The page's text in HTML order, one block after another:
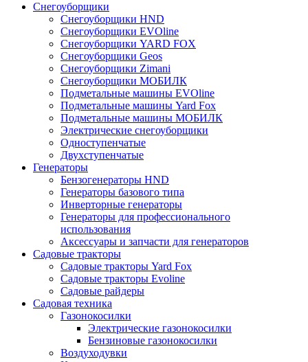
Снегоуборщики
Снегоуборщики HND
Снегоуборщики EVOline
Снегоуборщики YARD FOX
Снегоуборщики Geos
Снегоуборщики Zimani
Снегоуборщики МОБИЛК
Подметальные машины EVOline
Подметальные машины Yard Fox
Подметальные машины МОБИЛК
Электрические снегоуборщики
Одноступенчатые
Двухступенчатые
Генераторы
Бензогенераторы HND
Генераторы базового типа
Инверторные генераторы
Генераторы для профессионального
использования
Аксессуары и запчасти для генераторов
Садовые тракторы
Садовые тракторы Yard Fox
Садовые тракторы Evoline
Садовые райдеры
Садовая техника
Газонокосилки
Электрические газонокосилки
Бензиновые газонокосилки
Воздуходувки